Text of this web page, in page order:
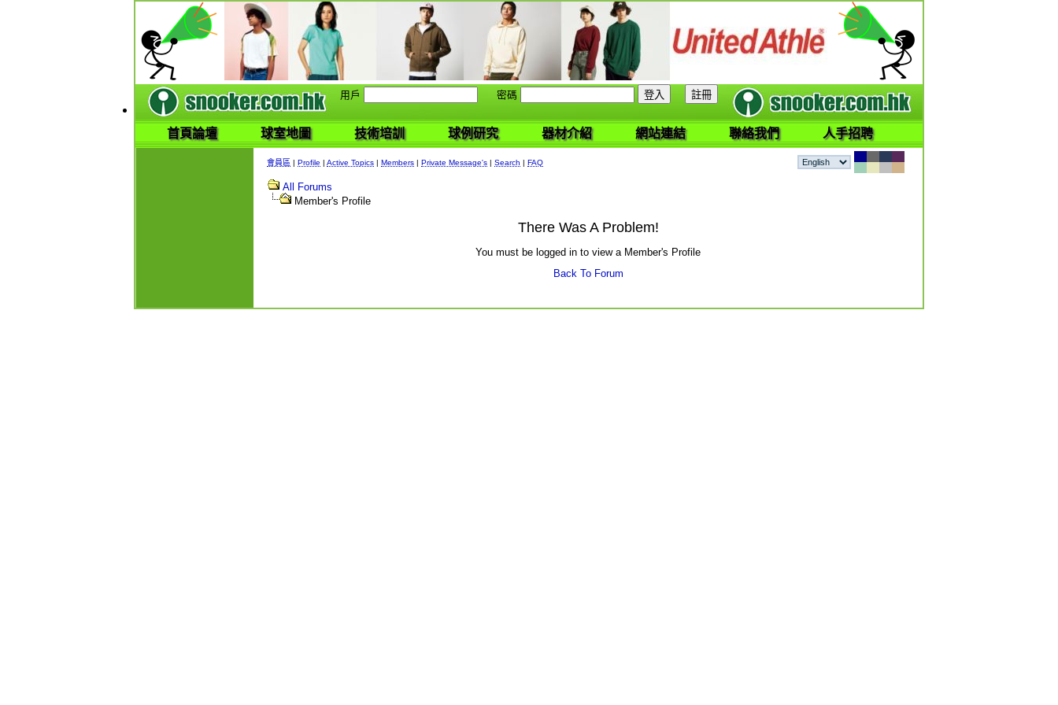
用戶 密碼
首頁論壇 球室地圖 技術培訓 球例研究 器材介紹 網站連結 聯絡我們 人手招聘
會員區 | Profile | Active Topics | Members | Private Message's | Search | FAQ
All Forums
Member's Profile
There Was A Problem!
You must be logged in to view a Member's Profile
Back To Forum